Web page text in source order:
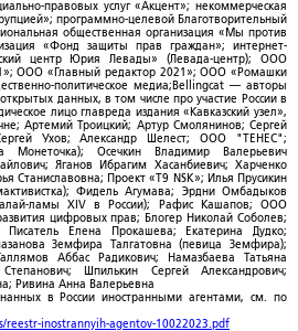
правовых услуг «Акцент»; некоммерческая
программно-целевой Благотворительный
общественная организация «Мы против
«Фонд защиты прав граждан»; интернет-
центр Юрия Левады» (Левада-центр); ООО
ООО «Главный редактор 2021»; ООО «Ромашки
политическое медиа;Bellingcat — авторы
данных, в том числе про участие России в
лицо главреда издания «Кавказский узел»,
Артемий Троицкий; Артур Смолянинов; Сергей
Ухов; Александр Шелест; ООО "ТЕНЕС";
Монеточка); Осечкин Владимир Валерьевич
Яганов Ибрагим Хасанбиевич; Харченко
Станиславовна; Проект «T9 NSK»; Илья Прусикин
Фидель Агумава; Эрдни Омбадыков
ламы XIV в России); Рафис Кашапов; ООО
цифровых прав; Блогер Николай Соболев;
Елена Прокашева; Екатерина Дудко;
Земфира Талгатовна (певица Земфира);
Аббас Радикович; Намазбаева Татьяна
Шпилькин Сергей Александрович;
Ривина Анна Валерьевна
в России иностранными агентами, см. по
reestr-inostrannyih-agentov-10022023.pdf